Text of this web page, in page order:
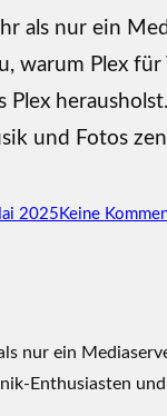
als nur ein
warum Plex
Plex
und Fotos
2025 Keine
nur ein
Enthusiasten